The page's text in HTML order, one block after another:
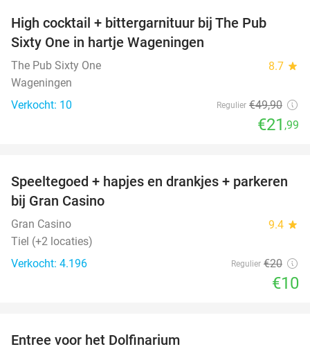
High cocktail + bittergarnituur bij The Pub
Sixty One in hartje Wageningen
The Pub Sixty One 8.7 star
Wageningen
Verkocht: 10
Regulier €49,90
€21 ,99
50%
Speeltegoed + hapjes en drankjes + parkeren
bij Gran Casino
Gran Casino 9.4 star
Tiel (+2 locaties)
Verkocht: 4.196
Regulier €20
€10
Entree voor het Dolfinarium